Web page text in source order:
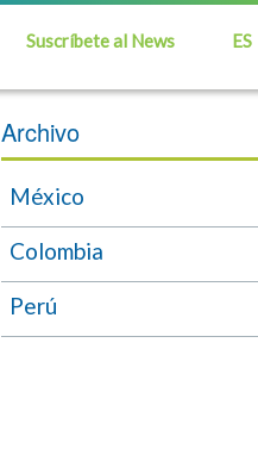
Suscríbete al News ES
Archivo
México
Colombia
Perú